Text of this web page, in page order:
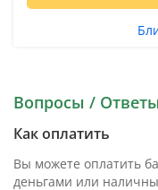
Вопросы / Ответы
Как оплатить
Вы можете оплатить
деньгами или